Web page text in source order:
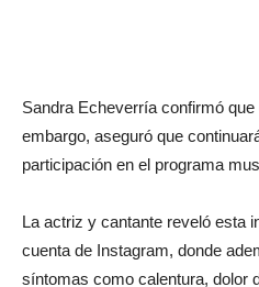
Sandra Echeverría confirmó
embargo, aseguró que
participación en el programa
La actriz y cantante reveló esta
cuenta de Instagram, donde
síntomas como calentura, dolor